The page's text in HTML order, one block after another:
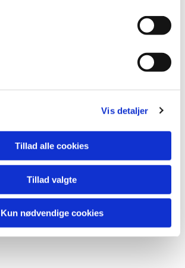
Vis detaljer
Tillad alle cookies
Tillad valgte
Kun nødvendige cookies
barn her
tilmeldt dit barn, skal du huske, at
besked om, at dit barn
børn på både Dyvekeskolen og Sct.
Andersen, kirke- og
på tlf.23408175
Minikonfirmander her